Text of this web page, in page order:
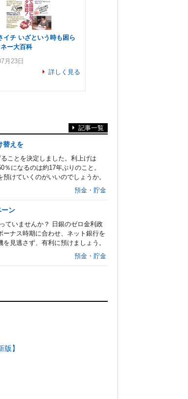
イチ いざという時も困ら
ー大百科
月23日
詳しく見る
記事一覧
替えを
ことを決定しました。利上げは
になるのは約17年ぶりのこと。
けていくのがいいのでしょうか。
預金・貯金
ーン
ていませんか？ 日銀のゼロ金利政
ナス時期に合わせ、ネット銀行を
見逃さず、有利に預けましょう。
預金・貯金
】